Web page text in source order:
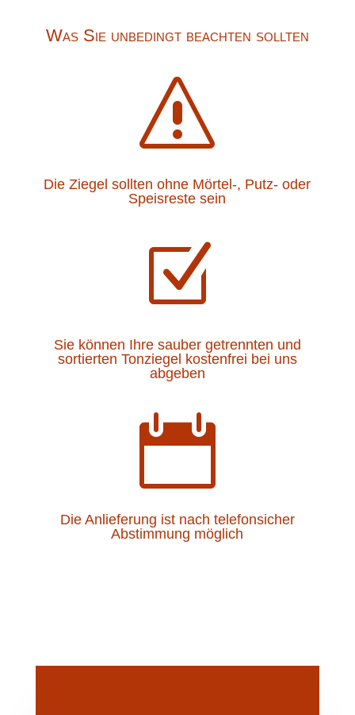
Was Sie unbedingt beachten sollten
s
Die Ziegel sollten ohne Mörtel-, Putz- oder
Speisreste sein
Z
Sie können Ihre sauber getrennten und
sortierten Tonziegel kostenfrei bei uns
abgeben

Die Anlieferung ist nach telefonsicher
Abstimmung möglich